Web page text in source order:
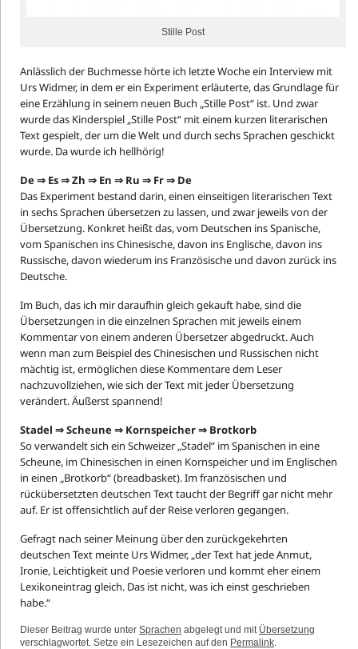
Stille Post
Anlässlich der Buchmesse hörte ich letzte Woche ein Interview mit
Urs Widmer, in dem er ein Experiment erläuterte, das Grundlage für
eine Erzählung in seinem neuen Buch „Stille Post“ ist. Und zwar
wurde das Kinderspiel „Stille Post“ mit einem kurzen literarischen
Text gespielt, der um die Welt und durch sechs Sprachen geschickt
wurde. Da wurde ich hellhörig!
De⇒ Es⇒ Zh ⇒ En ⇒ Ru ⇒ Fr⇒ De
Das Experiment bestand darin, einen einseitigen literarischen Text
in sechs Sprachen übersetzen zu lassen, und zwar jeweils von der
Übersetzung. Konkret heißt das, vom Deutschen ins Spanische,
vom Spanischen ins Chinesische, davon ins Englische, davon ins
Russische, davon wiederum ins Französische und davon zurück ins
Deutsche.
Im Buch, das ich mir daraufhin gleich gekauft habe, sind die
Übersetzungen in die einzelnen Sprachen mit jeweils einem
Kommentar von einem anderen Übersetzer abgedruckt. Auch
wenn man zum Beispiel des Chinesischen und Russischen nicht
mächtig ist, ermöglichen diese Kommentare dem Leser
nachzuvollziehen, wie sich der Text mit jeder Übersetzung
verändert. Äußerst spannend!
Stadel ⇒ Scheune⇒ Kornspeicher⇒ Brotkorb
So verwandelt sich ein Schweizer „Stadel“ im Spanischen in eine
Scheune, im Chinesischen in einen Kornspeicher und im Englischen
in einen „Brotkorb“ (breadbasket). Im französischen und
rückübersetzten deutschen Text taucht der Begriff gar nicht mehr
auf. Er ist offensichtlich auf der Reise verloren gegangen.
Gefragt nach seiner Meinung über den zurückgekehrten
deutschen Text meinte Urs Widmer, „der Text hat jede Anmut,
Ironie, Leichtigkeit und Poesie verloren und kommt eher einem
Lexikoneintrag gleich. Das ist nicht, was ich einst geschrieben
habe.“
Dieser Beitrag wurde unter Sprachen abgelegt und mit Übersetzung
verschlagwortet. Setze ein Lesezeichen auf den Permalink.